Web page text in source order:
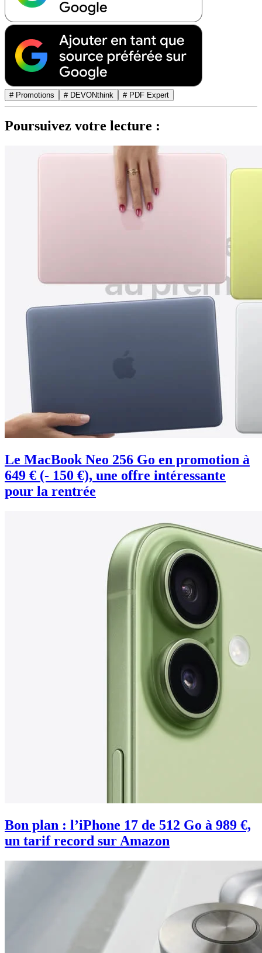
# Promotions # DEVONthink # PDF Expert
Poursuivez votre lecture :
Le MacBook Neo 256 Go en promotion à
649 € (- 150 €), une offre intéressante
pour la rentrée
Bon plan : l’iPhone 17 de 512 Go à 989 €,
un tarif record sur Amazon